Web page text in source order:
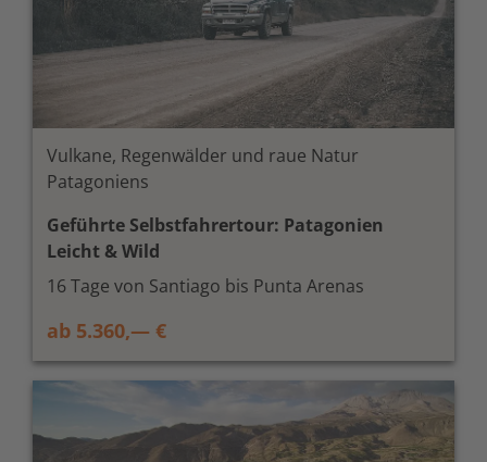
Vulkane, Regenwälder und raue Natur
Patagoniens
Geführte Selbstfahrertour: Patagonien
Leicht & Wild
16 Tage von Santiago bis Punta Arenas
ab 5.360,— €